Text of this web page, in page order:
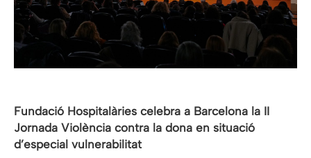
Fundació Hospitalàries celebra a Barcelona la II
Jornada Violència contra la dona en situació
d’especial vulnerabilitat